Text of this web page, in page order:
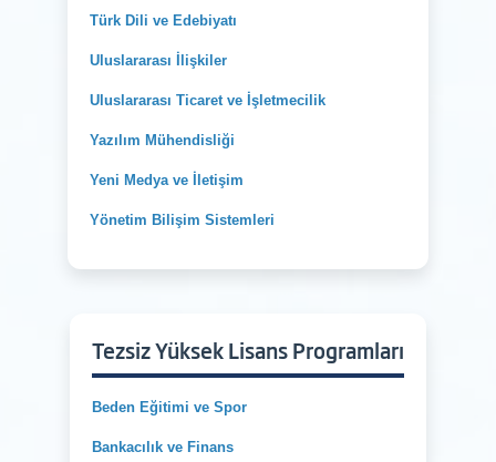
Türk Dili ve Edebiyatı
Uluslararası İlişkiler
Uluslararası Ticaret ve İşletmecilik
Yazılım Mühendisliği
Yeni Medya ve İletişim
Yönetim Bilişim Sistemleri
Tezsiz Yüksek Lisans Programları
Beden Eğitimi ve Spor
Bankacılık ve Finans